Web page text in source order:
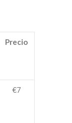
Precio
€7